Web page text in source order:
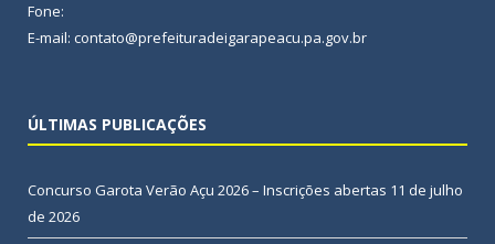
Fone:
E-mail: contato@prefeituradeigarapeacu.pa.gov.br
ÚLTIMAS PUBLICAÇÕES
Concurso Garota Verão Açu 2026 – Inscrições abertas 11 de julho
de 2026